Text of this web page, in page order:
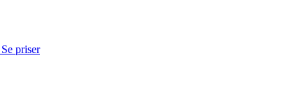
Se priser